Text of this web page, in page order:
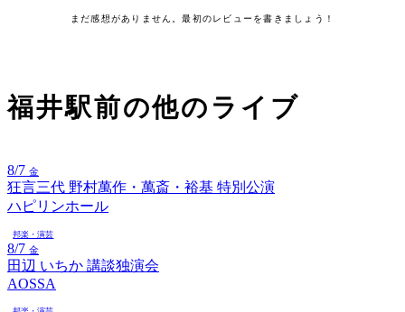
まだ感想がありません。最初のレビューを書きましょう！
福井駅前の他のライブ
8/7 金
狂言三代 野村萬作・萬斎・裕基 特別公演
ハピリンホール
邦楽・演芸
8/7 金
田辺 いちか 講談独演会
AOSSA